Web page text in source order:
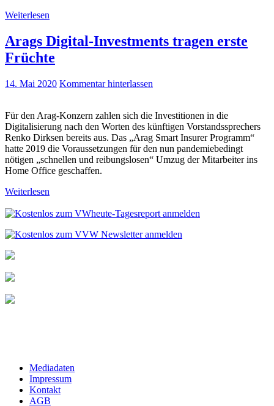
Weiterlesen
Arags Digital-Investments tragen erste
Früchte
14. Mai 2020 Kommentar hinterlassen
Für den Arag-Konzern zahlen sich die Investitionen in die
Digitalisierung nach den Worten des künftigen Vorstandssprechers
Renko Dirksen bereits aus. Das „Arag Smart Insurer Programm“
hatte 2019 die Voraussetzungen für den nun pandemiebedingt
nötigen „schnellen und reibungslosen“ Umzug der Mitarbeiter ins
Home Office geschaffen.
Weiterlesen
Mediadaten
Impressum
Kontakt
AGB